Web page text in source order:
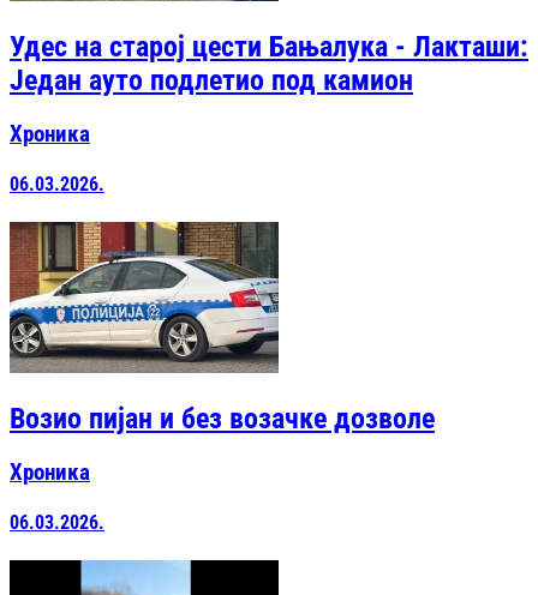
Удес на старој цести Бањалука - Лакташи:
Један ауто подлетио под камион
Хроника
06.03.2026.
Возио пијан и без возачке дозволе
Хроника
06.03.2026.